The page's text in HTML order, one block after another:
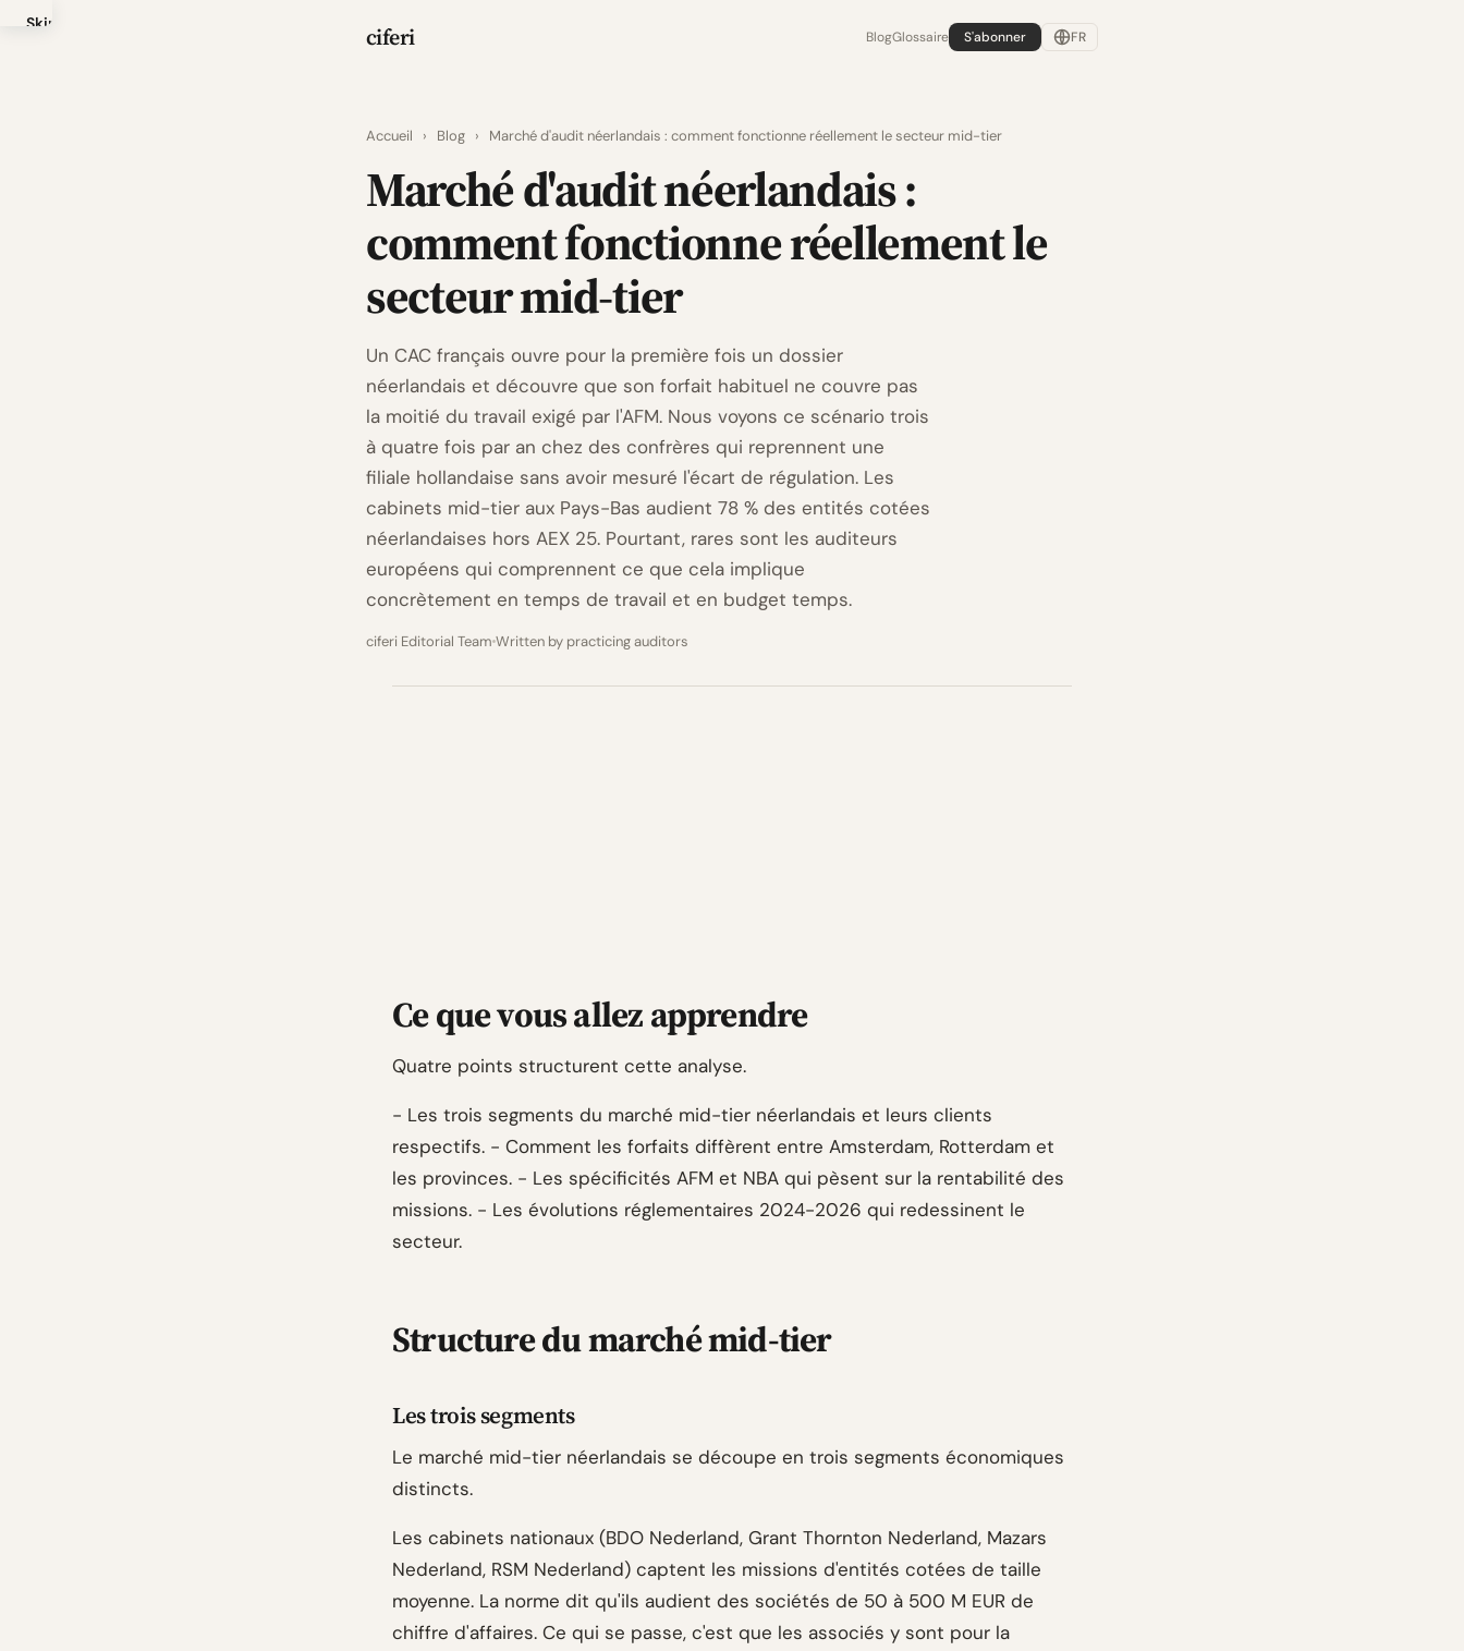
Skip
ciferi BlogGlossaire S'abonner FR
Accueil › Blog › Marché d'audit néerlandais : comment fonctionne réellement le secteur mid-tier
Marché d'audit néerlandais :
comment fonctionne réellement le
secteur mid-tier
Un CAC français ouvre pour la première fois un dossier
néerlandais et découvre que son forfait habituel ne couvre pas
la moitié du travail exigé par l'AFM. Nous voyons ce scénario trois
à quatre fois par an chez des confrères qui reprennent une
filiale hollandaise sans avoir mesuré l'écart de régulation. Les
cabinets mid-tier aux Pays-Bas audient 78 % des entités cotées
néerlandaises hors AEX 25. Pourtant, rares sont les auditeurs
européens qui comprennent ce que cela implique
concrètement en temps de travail et en budget temps.
ciferi Editorial Team Written by practicing auditors
Ce que vous allez apprendre
Quatre points structurent cette analyse.
- Les trois segments du marché mid-tier néerlandais et leurs clients
respectifs. - Comment les forfaits diffèrent entre Amsterdam, Rotterdam et
les provinces. - Les spécificités AFM et NBA qui pèsent sur la rentabilité des
missions. - Les évolutions réglementaires 2024-2026 qui redessinent le
secteur.
Structure du marché mid-tier
Les trois segments
Le marché mid-tier néerlandais se découpe en trois segments économiques
distincts.
Les cabinets nationaux (BDO Nederland, Grant Thornton Nederland, Mazars
Nederland, RSM Nederland) captent les missions d'entités cotées de taille
moyenne. La norme dit qu'ils audient des sociétés de 50 à 500 M EUR de
chiffre d'affaires. Ce qui se passe, c'est que les associés y sont pour la